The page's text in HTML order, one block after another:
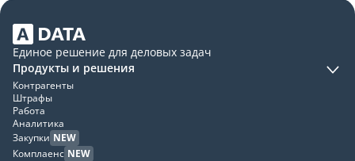
Единое решение для деловых задач
Продукты и решения
Контрагенты
Штрафы
Работа
Аналитика
Закупки NEW
Комплаенс NEW